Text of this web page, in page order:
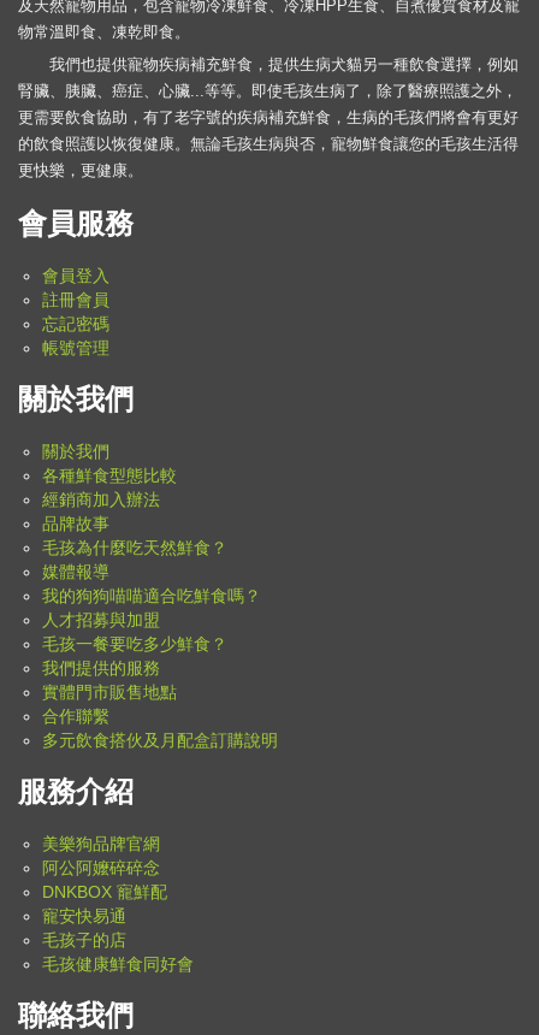
及天然寵物用品，包含寵物冷凍鮮食、冷凍HPP生食、自煮優質食材及寵
物常溫即食、凍乾即食。
我們也提供寵物疾病補充鮮食，提供生病犬貓另一種飲食選擇，例如
腎臟、胰臟、癌症、心臟...等等。即使毛孩生病了，除了醫療照護之外，
更需要飲食協助，有了老字號的疾病補充鮮食，生病的毛孩們將會有更好
的飲食照護以恢復健康。無論毛孩生病與否，寵物鮮食讓您的毛孩生活得
更快樂，更健康。
會員服務
會員登入
註冊會員
忘記密碼
帳號管理
關於我們
關於我們
各種鮮食型態比較
經銷商加入辦法
品牌故事
毛孩為什麼吃天然鮮食？
媒體報導
我的狗狗喵喵適合吃鮮食嗎？
人才招募與加盟
毛孩一餐要吃多少鮮食？
我們提供的服務
實體門市販售地點
合作聯繫
多元飲食搭伙及月配盒訂購說明
服務介紹
美樂狗品牌官網
阿公阿嬤碎碎念
DNKBOX 寵鮮配
寵安快易通
毛孩子的店
毛孩健康鮮食同好會
聯絡我們